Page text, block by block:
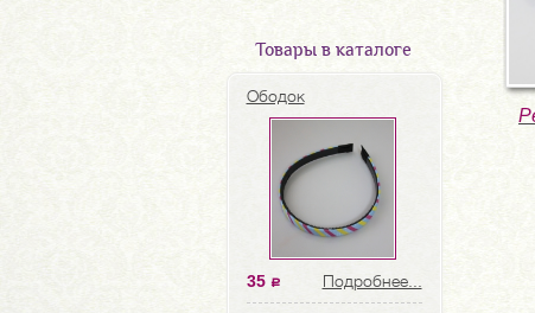
Товары в каталоге
Ободок
35 a Подробнее...